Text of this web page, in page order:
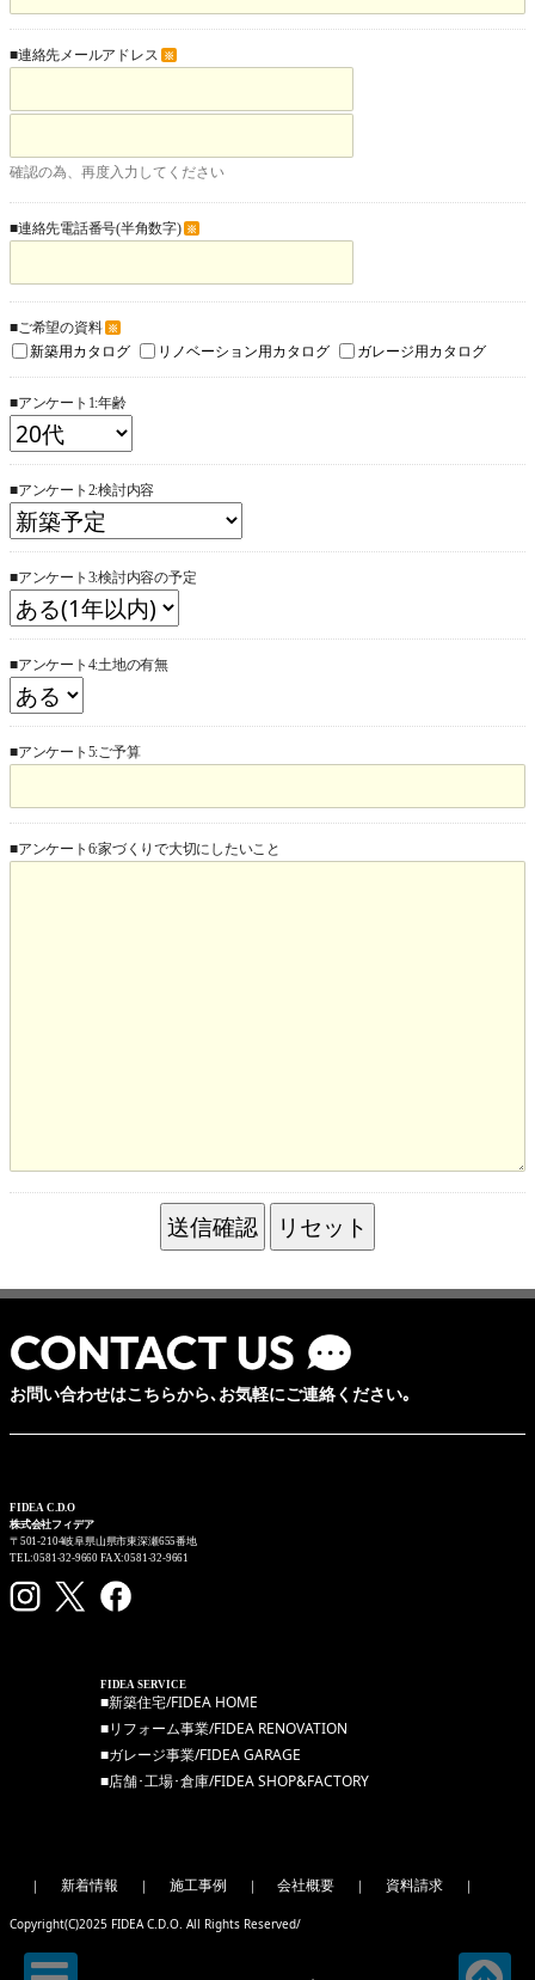
■連絡先メールアドレス ※
確認の為、再度入力してください
■連絡先電話番号(半角数字) ※
■ご希望の資料 ※
新築用カタログ リノベーション用カタログ ガレージ用カタログ
■アンケート1:年齢
■アンケート2:検討内容
■アンケート3:検討内容の予定
■アンケート4:土地の有無
■アンケート5:ご予算
■アンケート6:家づくりで大切にしたいこと
お問い合わせはこちらから､お気軽にご連絡ください｡
FIDEA C.D.O
株式会社フィデア
〒501-2104岐阜県山県市東深瀬655番地
TEL:0581-32-9660 FAX:0581-32-9661
FIDEA SERVICE
■新築住宅/FIDEA HOME
■リフォーム事業/FIDEA RENOVATION
■ガレージ事業/FIDEA GARAGE
■店舗･工場･倉庫/FIDEA SHOP&FACTORY
｜ 新着情報 ｜ 施工事例 ｜ 会社概要 ｜ 資料請求 ｜
Copyright(C)2025 FIDEA C.D.O. All Rights Reserved/